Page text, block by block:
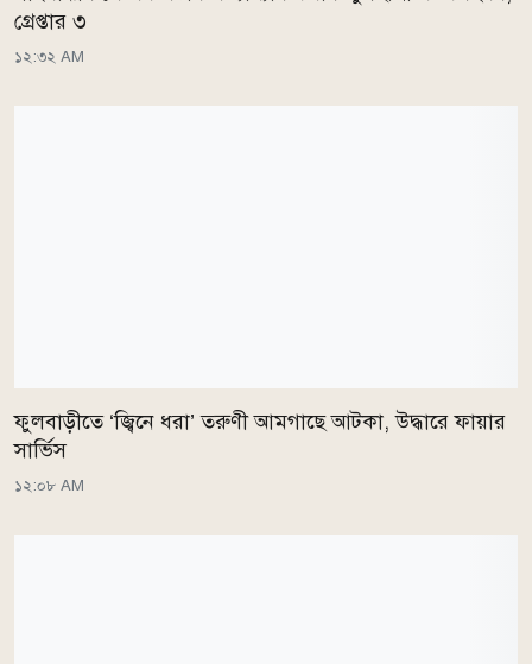
গ্রেপ্তার ৩
১২:৩২ AM
ফুলবাড়ীতে ‘জ্বিনে ধরা’ তরুণী আমগাছে আটকা, উদ্ধারে ফায়ার
সার্ভিস
১২:০৮ AM